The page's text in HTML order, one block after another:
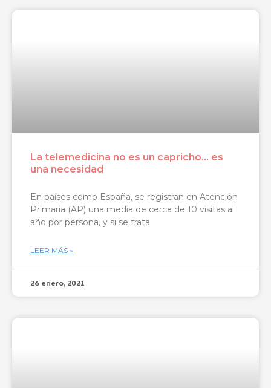
La telemedicina no es un capricho… es
una necesidad
En países como España, se registran en Atención
Primaria (AP) una media de cerca de 10 visitas al
año por persona, y si se trata
LEER MÁS »
26 enero, 2021